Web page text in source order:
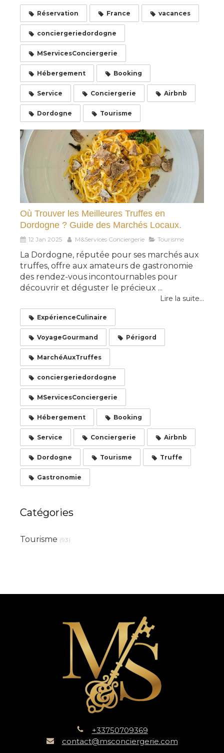
Réservation France vacances
conciergeriedordogne
MServicesConciergerie
Hébergement Booking
Service Conciergerie Airbnb
Dordogne Tourisme
Où Trouver les Meilleures Truffes en
Dordogne ? Guide des Marchés Locaux.
12 Jan 2025 M&Services Conciergerie Tourisme
La Dordogne, réputée pour ses marchés aux
truffes, offre aux amateurs de gastronomie
des rendez-vous incontournables pour
découvrir et déguster le précieux ...
Lire la suite...
ExpérienceCulinaire
VoyageGourmand Périgord
MarchéAuxTruffes
conciergeriedordogne
MServicesConciergerie
Hébergement Booking
Service Conciergerie Airbnb
Dordogne Tourisme Truffe
Gastronomie
Catégories
Tourisme (93)
+33750709369
contact@msconciergerie.com